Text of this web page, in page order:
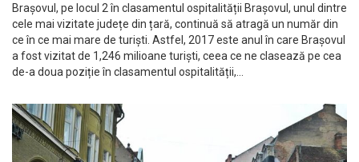
Brașovul, pe locul 2 în clasamentul ospitalității Brașovul, unul dintre
cele mai vizitate județe din țară, continuă să atragă un număr din
ce în ce mai mare de turiști. Astfel, 2017 este anul în care Brașovul
a fost vizitat de 1,246 milioane turiști, ceea ce ne clasează pe cea
de-a doua poziție în clasamentul ospitalității,…